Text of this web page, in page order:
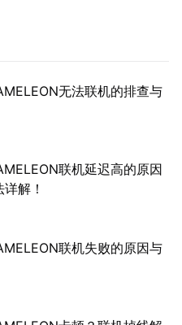
无法联机的排查与
联机延迟高的原因
解！
联机失败的原因与